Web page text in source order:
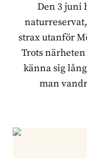
Den 3 juni
strax utanför
Trots
känna sig
man